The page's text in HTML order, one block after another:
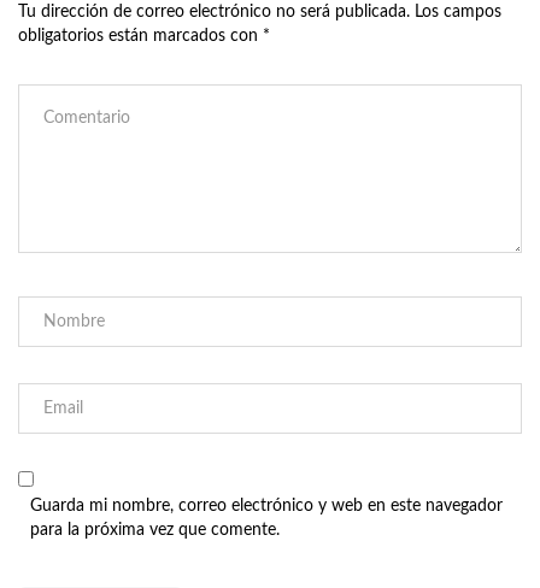
Tu dirección de correo electrónico no será publicada. Los campos
obligatorios están marcados con *
Guarda mi nombre, correo electrónico y web en este navegador
para la próxima vez que comente.